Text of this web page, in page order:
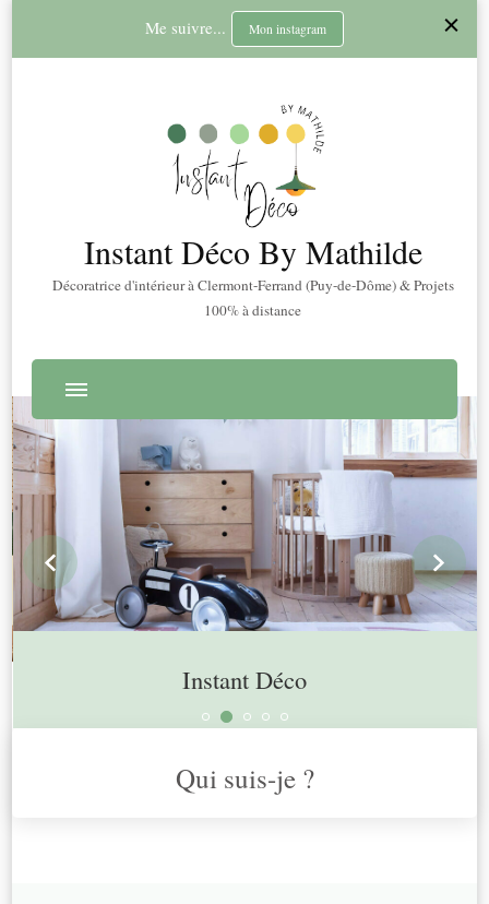
Me suivre... Mon instagram
Instant Déco By Mathilde
Décoratrice d'intérieur à Clermont-Ferrand (Puy-de-Dôme) & Projets
100% à distance
Instant Déco
prev
Qui suis-je ?